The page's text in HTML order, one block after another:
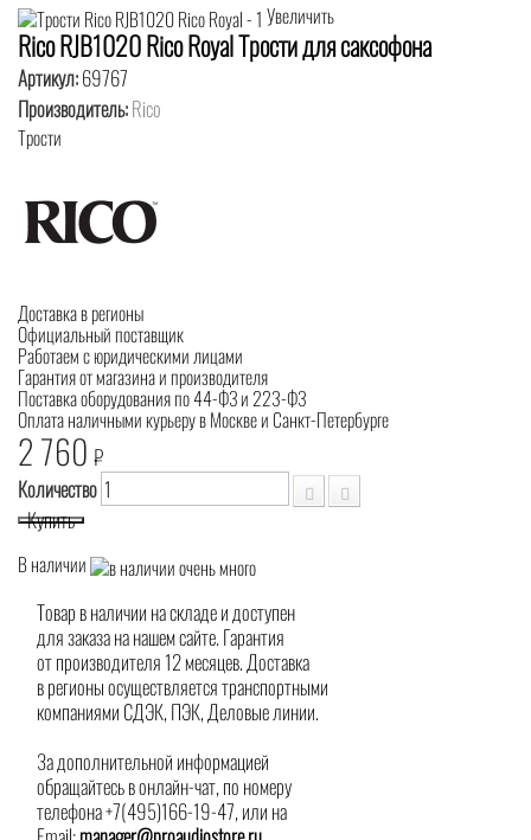
Увеличить
Rico RJB1020 Rico Royal Трости для саксофона
Артикул:69767
Производитель:Rico
Трости
Доставка в регионы
Официальный поставщик
Работаем с юридическими лицами
Гарантия от магазина и производителя
Поставка оборудования по 44-ФЗ и 223-ФЗ
Оплата наличными курьеру в Москве и Санкт-Петербурге
2 760 ₽
Количество
Купить
В наличии
Товар в наличии на складе и доступен
для заказа на нашем сайте. Гарантия
от производителя 12 месяцев. Доставка
в регионы осуществляется транспортными
компаниями СДЭК, ПЭК, Деловые линии.
За дополнительной информацией
обращайтесь в онлайн-чат, по номеру
телефона +7(495)166-19-47, или на